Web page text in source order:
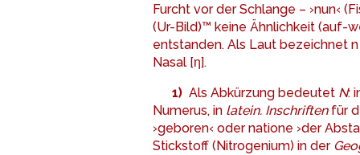
Furcht vor der Schlange – ›nun‹
(Ur-Bild)™ keine Ähnlichkeit (auf-
entstanden. Als Laut bezeichnet
Nasal [η].
1) Als Abkürzung bedeutet N:
Numerus, in latein. Inschriftenfür
›geboren‹ oder natione ›der
Stickstoff (Nitrogenium) in der